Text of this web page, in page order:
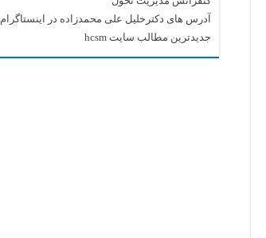
آدرس های دکترخلیل علی محمدزاده در اینستاگرام
جدیدترین مطالب سایت hcsm